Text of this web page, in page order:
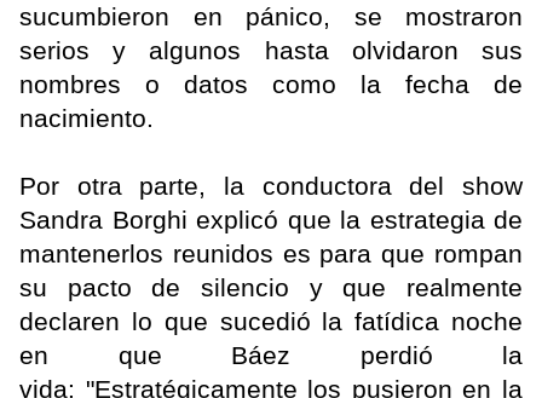
sucumbieron en pánico, se mostraron
serios y algunos hasta olvidaron sus
nombres o datos como la fecha de
nacimiento.
Por otra parte, la conductora del show
Sandra Borghi explicó que la estrategia de
mantenerlos reunidos es para que rompan
su pacto de silencio y que realmente
declaren lo que sucedió la fatídica noche
en que Báez perdió la
vida: "Estratégicamente los pusieron en la